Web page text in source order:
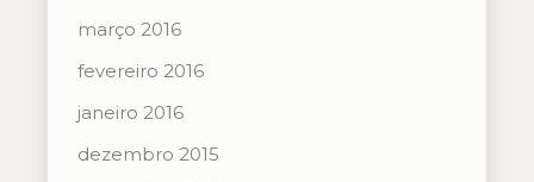
março 2016
fevereiro 2016
janeiro 2016
dezembro 2015